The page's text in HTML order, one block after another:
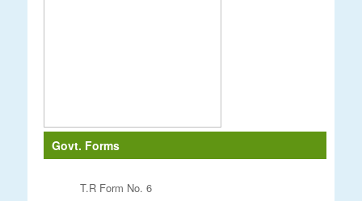
Govt. Forms
T.R Form No. 6